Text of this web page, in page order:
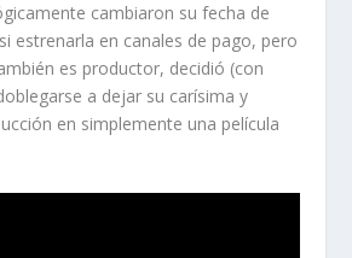
cambiaron su fecha de
estrenarla en canales de pago, pero
es productor, decidió (con
a dejar su carísima y
en simplemente una película